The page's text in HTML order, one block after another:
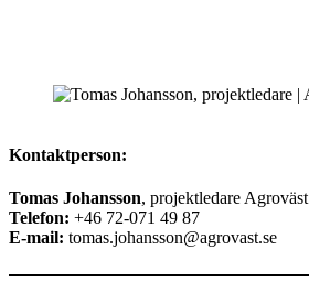
Kontaktperson:
Tomas Johansson, projektledare Agroväst
Telefon: +46 72-071 49 87
E-mail: tomas.johansson@agrovast.se